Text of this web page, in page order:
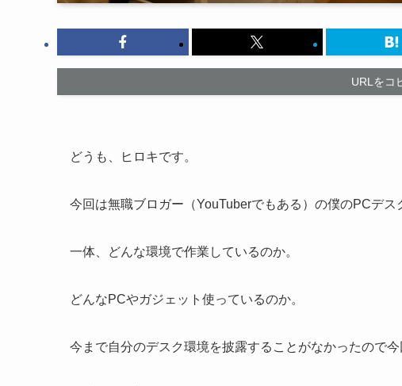
URLをコ
どうも、ヒロキです。
今回は無職ブロガー（YouTuberでもある）の僕のPCデス
一体、どんな環境で作業しているのか。
どんなPCやガジェット使っているのか。
今まで自分のデスク環境を披露することがなかったので今